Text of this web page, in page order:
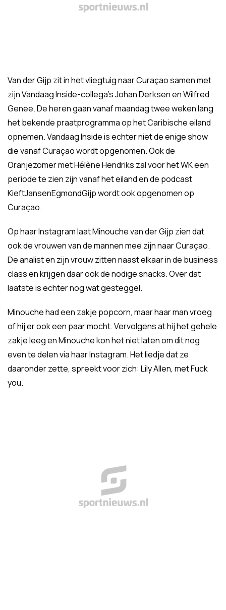
Van der Gijp zit in het vliegtuig naar Curaçao samen met
zijn Vandaag Inside-collega's Johan Derksen en Wilfred
Genee. De heren gaan vanaf maandag twee weken lang
het bekende praatprogramma op het Caribische eiland
opnemen. Vandaag Inside is echter niet de enige show
die vanaf Curaçao wordt opgenomen. Ook de
Oranjezomer met Hélène Hendriks zal voor het WK een
periode te zien zijn vanaf het eiland en de podcast
KieftJansenEgmondGijp wordt ook opgenomen op
Curaçao.
Op haar Instagram laat Minouche van der Gijp zien dat
ook de vrouwen van de mannen mee zijn naar Curaçao.
De analist en zijn vrouw zitten naast elkaar in de business
class en krijgen daar ook de nodige snacks. Over dat
laatste is echter nog wat gesteggel.
Minouche had een zakje popcorn, maar haar man vroeg
of hij er ook een paar mocht. Vervolgens at hij het gehele
zakje leeg en Minouche kon het niet laten om dit nog
even te delen via haar Instagram. Het liedje dat ze
daaronder zette, spreekt voor zich: Lily Allen, met Fuck
you.